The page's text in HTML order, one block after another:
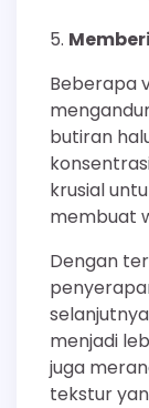
Beberapa
butiran
krusial
membuat
Dengan
menjadi
juga
tekstur